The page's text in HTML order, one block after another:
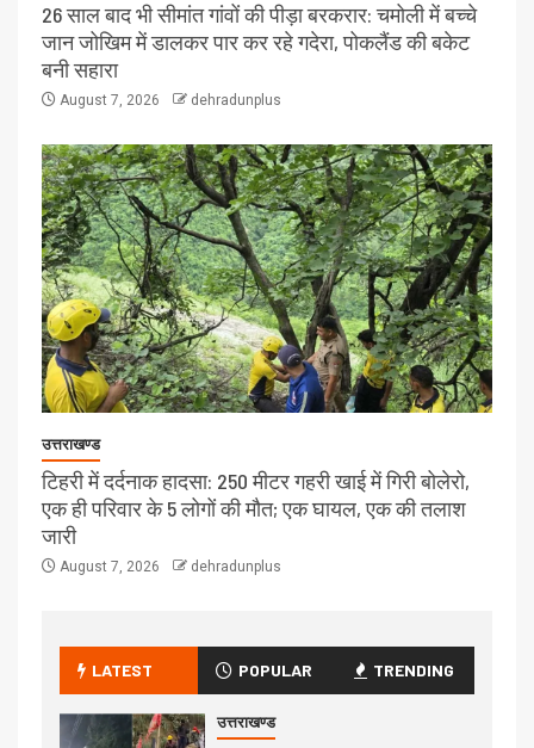
26 साल बाद भी सीमांत गांवों की पीड़ा बरकरार: चमोली में बच्चे
जान जोखिम में डालकर पार कर रहे गदेरा, पोकलैंड की बकेट
बनी सहारा
August 7, 2026 dehradunplus
उत्तराखण्ड
टिहरी में दर्दनाक हादसा: 250 मीटर गहरी खाई में गिरी बोलेरो,
एक ही परिवार के 5 लोगों की मौत; एक घायल, एक की तलाश
जारी
August 7, 2026 dehradunplus
LATEST POPULAR TRENDING
उत्तराखण्ड